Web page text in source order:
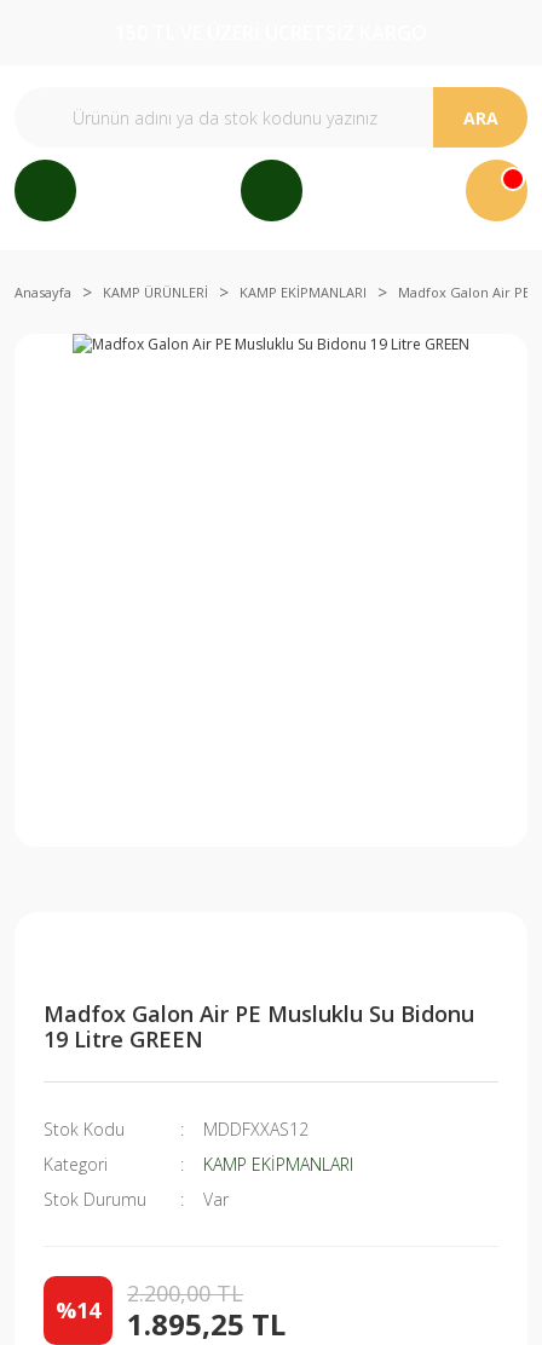
ARA
Anasayfa KAMP ÜRÜNLERİ KAMP EKİPMANLARI Madfox Galon Air PE
Madfox Galon Air PE Musluklu Su Bidonu
19 Litre GREEN
Stok Kodu
MDDFXXAS12
Kategori
KAMP EKİPMANLARI
Stok Durumu
Var
%14
2.200,00 TL
1.895,25 TL